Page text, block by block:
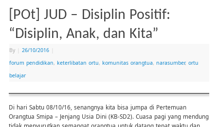
[POt] JUD – Disiplin Positif:
“Disiplin, Anak, dan Kita”
By 26/10/2016
forum pendidikan, keterlibatan ortu, komunitas orangtua, narasumber, ortu
belajar
Di hari Sabtu 08/10/16, senangnya kita bisa jumpa di Pertemuan
Orangtua Smipa – Jenjang Usia Dini (KB-SD2). Cuasa pagi yang mendung